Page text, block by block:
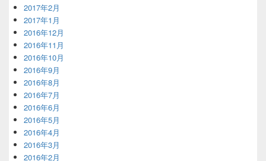
2017年2月
2017年1月
2016年12月
2016年11月
2016年10月
2016年9月
2016年8月
2016年7月
2016年6月
2016年5月
2016年4月
2016年3月
2016年2月